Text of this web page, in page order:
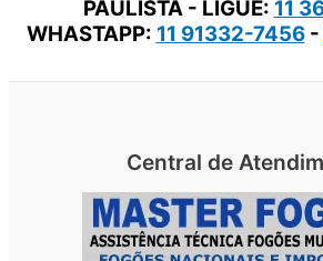
PAULISTA - LIGUE: 11
WHASTAPP: 11 91332-7456-
Central de